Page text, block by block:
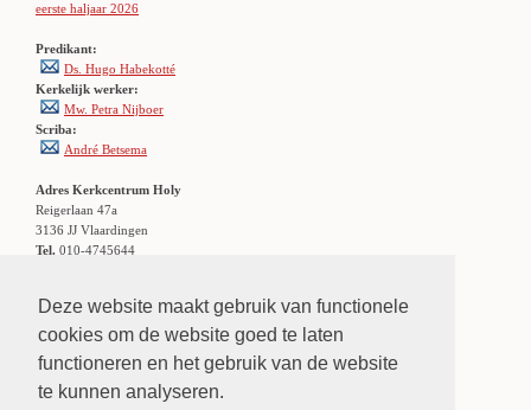
Deze website maakt gebruik van functionele
cookies om de website goed te laten
functioneren en het gebruik van de website
te kunnen analyseren.
eerste haljaar 2026
Predikant:
Ds. Hugo Habekotté
Kerkelijk werker:
Mw. Petra Nijboer
Scriba:
André Betsema
Adres Kerkcentrum Holy
Reigerlaan 47a
3136 JJ Vlaardingen
Tel. 010-4745644
halte Holierhoek
LINKS
»links